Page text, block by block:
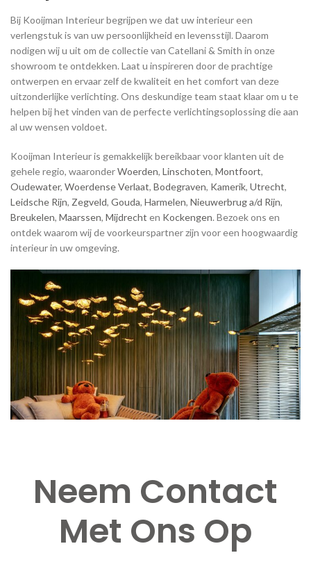
Bij Kooijman Interieur begrijpen we dat uw interieur een
verlengstuk is van uw persoonlijkheid en levensstijl. Daarom
nodigen wij u uit om de collectie van Catellani & Smith in onze
showroom te ontdekken. Laat u inspireren door de prachtige
ontwerpen en ervaar zelf de kwaliteit en het comfort van deze
uitzonderlijke verlichting. Ons deskundige team staat klaar om u te
helpen bij het vinden van de perfecte verlichtingsoplossing die aan
al uw wensen voldoet.
Kooijman Interieur is gemakkelijk bereikbaar voor klanten uit de
gehele regio, waaronderWoerden, Linschoten, Montfoort,
Oudewater, Woerdense Verlaat, Bodegraven, Kamerik, Utrecht,
Leidsche Rijn, Zegveld, Gouda, Harmelen, Nieuwerbrug a/d Rijn,
Breukelen, Maarssen, Mijdrecht en Kockengen. Bezoek ons en
ontdek waarom wij de voorkeurspartner zijn voor een hoogwaardig
interieur in uw omgeving.
Neem Contact
Met Ons Op